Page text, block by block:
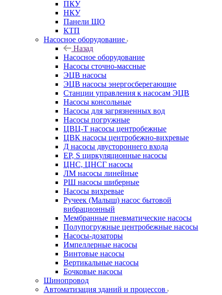
ПКУ
НКУ
Панели ЩО
КТП
Насосное оборудование
Назад
Насосное оборудование
Насосы сточно-массные
ЭЦВ насосы
ЭЦВ насосы энергосберегающие
Станции управления к насосам ЭЦВ
Насосы консольные
Насосы для загрязненных вод
Насосы погружные
ЦВЦ-Т насосы центробежные
ЦВК насосы центробежно-вихревые
Д насосы двустороннего входа
EP, S циркуляционные насосы
ЦНС, ЦНСГ насосы
ЛМ насосы линейные
РШ насосы шиберные
Насосы вихревые
Ручеек (Малыш) насос бытовой
вибрационный
Мембранные пневматические насосы
Полупогружные центробежные насосы
Насосы-дозаторы
Импеллерные насосы
Винтовые насосы
Вертикальные насосы
Бочковые насосы
Шинопровод
Автоматизация зданий и процессов